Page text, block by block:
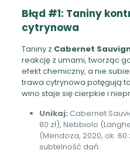
Błąd #1: Taniny
cytrynowa
Taniny z Cabernet
reakcję z umami, tworząc
efekt chemiczny, a nie
trawa cytrynowa potęgują
wino staje się cierpkie i
Unikaj: Cabernet
80 zł), Nebbiolo
(Mendoza, 2020, ok. 60
subtelność dań.